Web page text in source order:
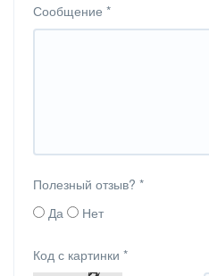
Сообщение *
Полезный отзыв? *
Да
Нет
Код с картинки *